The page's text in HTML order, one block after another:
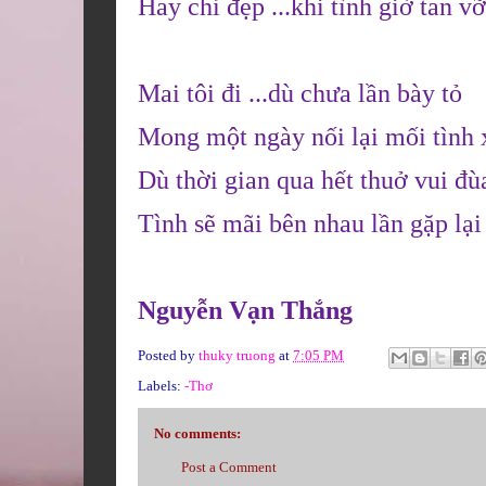
Hay chỉ đẹp ...khi tình giờ tan vỡ
Mai tôi đi ...dù chưa lần bày tỏ
Mong một ngày nối lại mối tình
Dù thời gian qua hết thuở vui
Tình sẽ mãi bên nhau lần gặp lại
Nguyễn Vạn Thắng
Posted by thuky truong at 7:05 PM
Labels: -Thơ
No comments:
Post a Comment